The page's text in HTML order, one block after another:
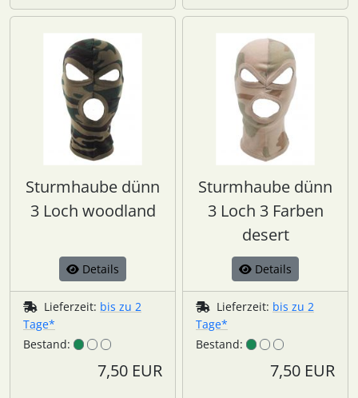
Sturmhaube dünn
3 Loch woodland
Details
Lieferzeit: bis zu 2
Tage*
Bestand:
7,50 EUR
Sturmhaube dünn
3 Loch 3 Farben
desert
Details
Lieferzeit: bis zu 2
Tage*
Bestand:
7,50 EUR